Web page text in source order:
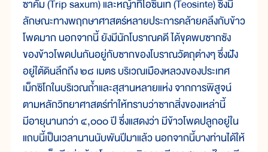
ซาคัม (Trip saxum) และหญ้าทิโอซินเท (Teosinte) ซึ่งมี
ลักษณะทางพฤกษาศาสตร์หลายประการคล้ายคลึงกับข้าว
โพดมาก นอกจากนี้ ยังมีนักโบราณคดี ได้ขุดพบซากซัง
ของข้าวโพดปนกันอยู่กับซากของโบราณวัตถุต่างๆ ซึ่งฝัง
อยู่ใต้ดินลึกถึง ๒๘ เมตร บริเวณเมืองหลวงของประเทศ
เม็กซิโกในบริเวณถ้ำและสุสานหลายแห่ง จากการพิสูจน์
ตามหลักวิทยาศาสตร์ทำให้ทราบว่าซากสิ่งของเหล่านี้
มีอายุนานกว่า ๔,๐๐๐ ปี ซึ่งแสดงว่า มีข้าวโพดปลูกอยู่ใน
แถบนี้เป็นเวลานานนับพันปีมาแล้ว นอกจากนี้บางท่านได้ให้